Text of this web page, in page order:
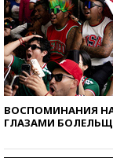
ВОСПОМИНАНИЯ
ГЛАЗАМИ